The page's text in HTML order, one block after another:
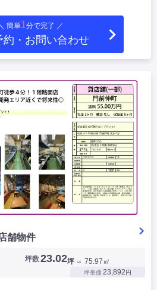
簡単1分で完了 ／
約・お問い合わせ
舗物件
坪数23.02坪 ＝ 75.97㎡
坪単価 23,892円